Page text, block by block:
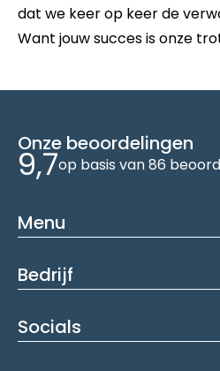
dat we keer op keer de
Want jouw succes is onze
Onze beoordelingen
9,7op basis van 86
Menu
Bedrijf
Socials